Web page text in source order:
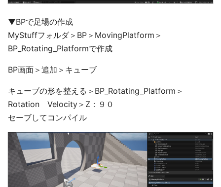
▼BPで足場の作成
MyStuffフォルダ＞BP＞MovingPlatform＞
BP_Rotating_Platformで作成
BP画面＞追加＞キューブ
キューブの形を整える＞BP_Rotating_Platform＞
Rotation Velocity＞Z：９０
セーブしてコンパイル